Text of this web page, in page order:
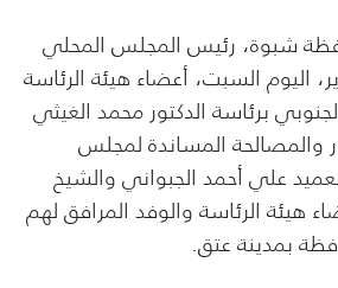
شبوة، رئيس المجلس المحلي
اليوم السبت، أعضاء هيئة الرئاسة
برئاسة الدكتور محمد الغيثي
والمصالحة المساندة لمجلس
علي أحمد الجبواني والشيخ
هيئة الرئاسة والوفد المرافق لهم
بمدينة عتق.